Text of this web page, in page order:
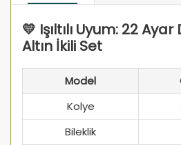
💛 Işıltılı Uyum: 22
Altın İkili Set
Model
Kolye
Bileklik